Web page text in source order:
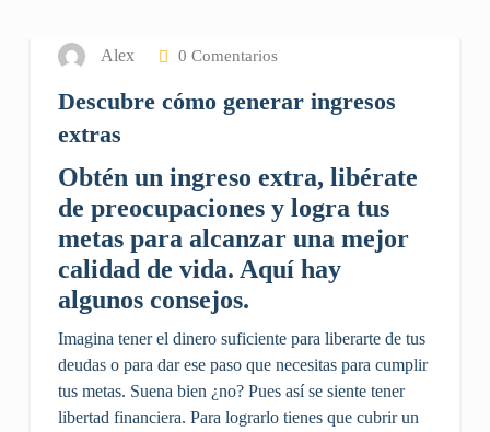
Alex 0 Comentarios
Descubre cómo generar ingresos
extras
Obtén un ingreso extra, libérate
de preocupaciones y logra tus
metas para alcanzar una mejor
calidad de vida. Aquí hay
algunos consejos.
Imagina tener el dinero suficiente para liberarte de tus
deudas o para dar ese paso que necesitas para cumplir
tus metas. Suena bien ¿no? Pues así se siente tener
libertad financiera. Para lograrlo tienes que cubrir un